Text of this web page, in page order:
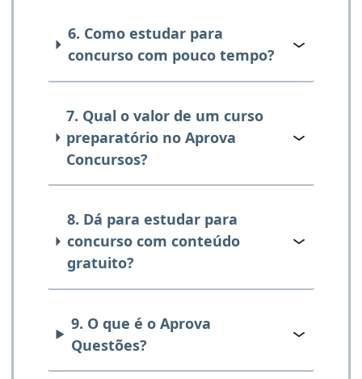
6. Como estudar para
concurso com pouco tempo?
7. Qual o valor de um curso
preparatório no Aprova
Concursos?
8. Dá para estudar para
concurso com conteúdo
gratuito?
9. O que é o Aprova
Questões?